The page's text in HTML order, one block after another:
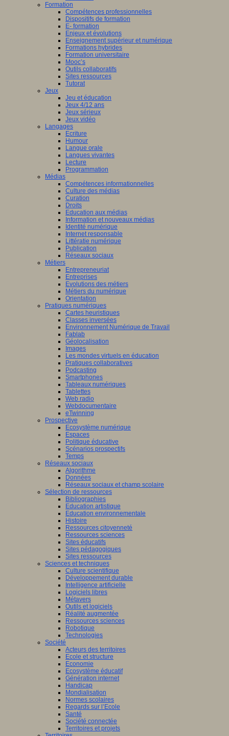
Formation
Compétences professionnelles
Dispositifs de formation
E- formation
Enjeux et évolutions
Enseignement supérieur et numérique
Formations hybrides
Formation universitaire
Mooc’s
Outils collaboratifs
Sites ressources
Tutorat
Jeux
Jeu et éducation
Jeux 4/12 ans
Jeux sérieux
Jeux vidéo
Langages
Ecriture
Humour
Langue orale
Langues vivantes
Lecture
Programmation
Médias
Compétences informationnelles
Culture des médias
Curation
Droits
Education aux médias
Information et nouveaux médias
Identité numérique
Internet responsable
Littératie numérique
Publication
Réseaux sociaux
Métiers
Entrepreneuriat
Entreprises
Evolutions des métiers
Métiers du numérique
Orientation
Pratiques numériques
Cartes heuristiques
Classes inversées
Environnement Numérique de Travail
Fablab
Géolocalisation
Images
Les mondes virtuels en éducation
Pratiques collaboratives
Podcasting
Smartphones
Tableaux numériques
Tablettes
Web radio
Webdocumentaire
eTwinning
Prospective
Ecosystème numérique
Espaces
Politique éducative
Scénarios prospectifs
Temps
Réseaux sociaux
Algorithme
Données
Réseaux sociaux et champ scolaire
Sélection de ressources
Bibliographies
Education artistique
Education environnementale
Histoire
Ressources citoyenneté
Ressources sciences
Sites éducatifs
Sites pédagogiques
Sites ressources
Sciences et techniques
Culture scientifique
Développement durable
Intelligence artificielle
Logiciels libres
Métavers
Outils et logiciels
Réalité augmentée
Ressources sciences
Robotique
Technologies
Société
Acteurs des territoires
Ecole et structure
Economie
Ecosystème éducatif
Génération internet
Handicap
Mondialisation
Normes scolaires
Regards sur l’Ecole
Santé
Société connectée
Territoires et projets